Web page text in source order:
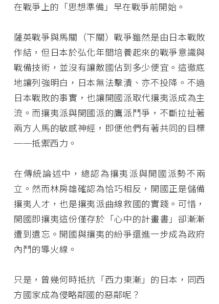
在戰爭上的「思想準備」早在戰爭前開始。
薩英戰爭與馬關（下關）戰爭雖然是由日本戰敗
作結，但日本於弘化年間培養起來的戰爭意識與
戰備技術，並沒有讓敵國佔到多少便宜。這徹底
地讓列強明白，日本無法擊潰、亦不投降。不過
日本戰敗的事實，也讓開國派取代攘夷派成為主
流。而攘夷派與開國派的鷹派鬥爭，不斷拉扯著
兩方人馬的敏感神經，即便他們有著共同的目標
──抵禦西力。
在傳統論述中，總認為攘夷派與開國派勢不兩
立。然而林房雄確認為恰巧相反，開國正是儲備
攘夷人才，也是攘夷派曲線救國的實踐。可惜，
開國即攘夷這份僅存於「心中的計畫書」卻漸漸
遭到遺忘。開國與攘夷的紛爭還進一步成為政府
內鬥的導火線。
只是，曾幾何時抵抗「西力東漸」的日本，同西
方國家成為侵略鄰國的惡鄰呢？